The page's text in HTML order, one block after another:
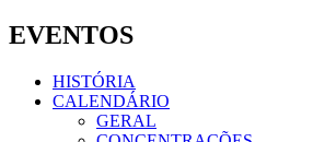
EVENTOS
HISTÓRIA
CALENDÁRIO
GERAL